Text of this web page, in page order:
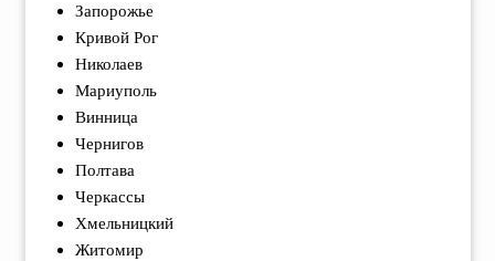
Запорожье
Кривой Рог
Николаев
Мариуполь
Винница
Чернигов
Полтава
Черкассы
Хмельницкий
Житомир